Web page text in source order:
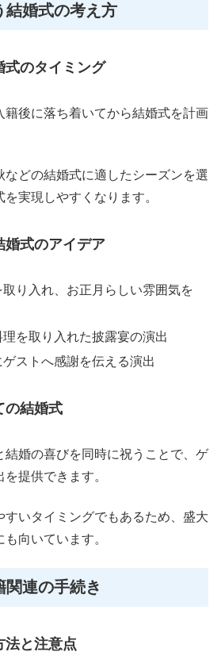
結婚式の考え方
式のタイミング
籍後に落ち着いてから結婚式を計画
などの結婚式に適したシーズンを選
実現しやすくなります。
婚式のアイデア
り入れ、お正月らしい雰囲気を
を取り入れた披露宴の演出
ストへ感謝を伝える演出
の結婚式
結婚の喜びを同時に祝うことで、ゲ
提供できます。
すいタイミングでもあるため、盛大
向いています。
関連の手続き
法と注意点